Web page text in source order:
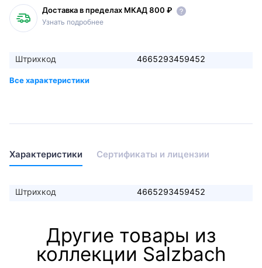
Доставка в пределах МКАД 800 ₽
Узнать подробнее
Штрихкод 4665293459452
Характеристики Сертификаты и лицензии
Штрихкод 4665293459452
Другие товары из
коллекции Salzbach